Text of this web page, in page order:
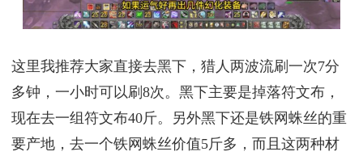
这里我推荐大家直接去黑下，猎人两波流刷一次7分
多钟，一小时可以刷8次。黑下主要是掉落符文布，
现在去一组符文布40斤。另外黑下还是铁网蛛丝的重
要产地，去一个铁网蛛丝价值5斤多，而且这两种材